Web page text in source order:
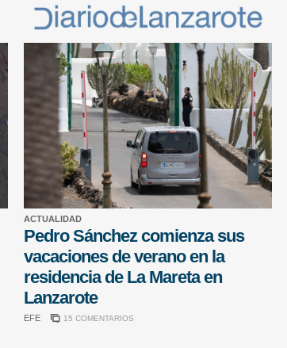
ACTUALIDAD
Pedro Sánchez comienza sus
vacaciones de verano en la
residencia de La Mareta en
Lanzarote
EFE 15 COMENTARIOS